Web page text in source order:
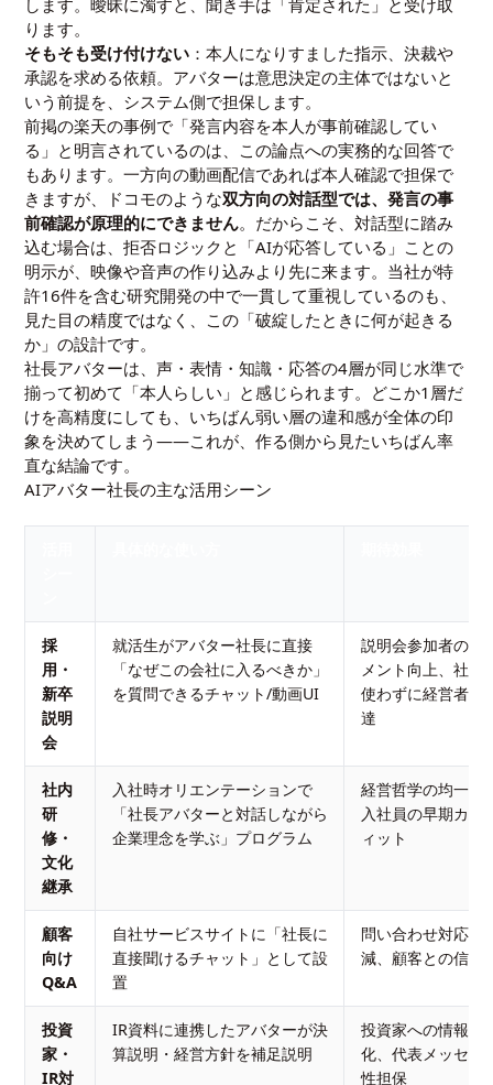
します。曖昧に濁すと、聞き手は「肯定された」と受け取
ります。
そもそも受け付けない ：本人になりすました指示、決裁や
承認を求める依頼。アバターは意思決定の主体ではないと
いう前提を、システム側で担保します。
前掲の楽天の事例で「発言内容を本人が事前確認してい
る」と明言されているのは、この論点への実務的な回答で
もあります。一方向の動画配信であれば本人確認で担保で
きますが、ドコモのような双方向の対話型では、発言の事
前確認が原理的にできません。だからこそ、対話型に踏み
込む場合は、拒否ロジックと「AIが応答している」ことの
明示が、映像や音声の作り込みより先に来ます。当社が特
許16件を含む研究開発の中で一貫して重視しているのも、
見た目の精度ではなく、この「破綻したときに何が起きる
か」の設計です。
社長アバターは、声・表情・知識・応答の4層が同じ水準で
揃って初めて「本人らしい」と感じられます。どこか1層だ
けを高精度にしても、いちばん弱い層の違和感が全体の印
象を決めてしまう——これが、作る側から見たいちばん率
直な結論です。
AIアバター社長の主な活用シーン
採
用・
新卒
説明
会
就活生がアバター社長に直接
「なぜこの会社に入るべきか」
を質問できるチャット/動画UI
説明会参加者のエ
メント向上、社長
使わずに経営者の
達
社内
研
修・
文化
継承
入社時オリエンテーションで
「社長アバターと対話しながら
企業理念を学ぶ」プログラム
経営哲学の均一な
入社員の早期カル
ィット
顧客
向け
Q&A
自社サービスサイトに「社長に
直接聞けるチャット」として設
置
問い合わせ対応コ
減、顧客との信頼
投資
家・
IR対
IR資料に連携したアバターが決
算説明・経営方針を補足説明
投資家への情報提
化、代表メッセー
性担保